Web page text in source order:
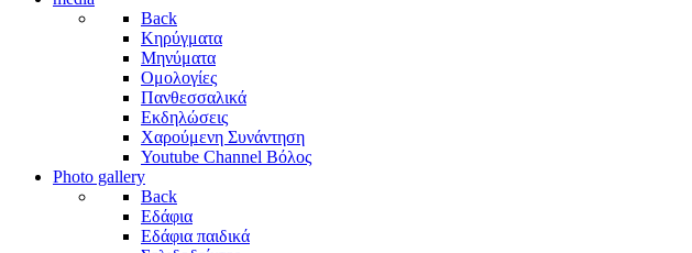
Back
Κηρύγματα
Μηνύματα
Ομολογίες
Πανθεσσαλικά
Εκδηλώσεις
Χαρούμενη Συνάντηση
Youtube Channel Βόλος
Photo gallery
Back
Εδάφια
Εδάφια παιδικά